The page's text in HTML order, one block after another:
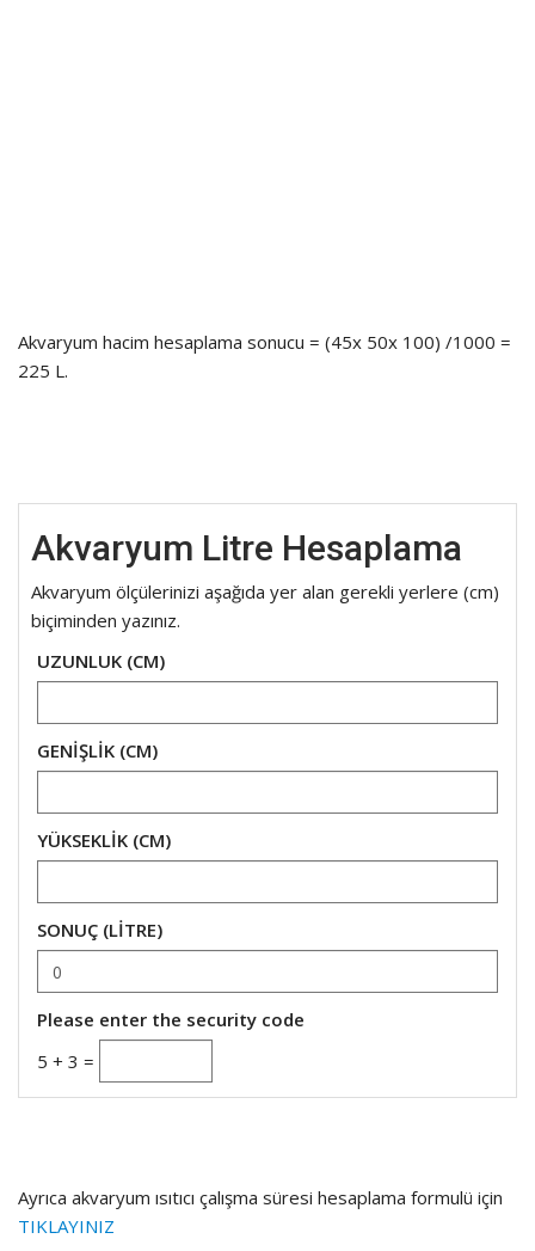
Akvaryum hacim hesaplama sonucu = (45x 50x 100) /1000 =
225 L.
Akvaryum Litre Hesaplama
Akvaryum ölçülerinizi aşağıda yer alan gerekli yerlere (cm)
biçiminden yazınız.
UZUNLUK (CM)
GENİŞLİK (CM)
YÜKSEKLİK (CM)
SONUÇ (LİTRE)
Please enter the security code
5 + 3 =
Ayrıca akvaryum ısıtıcı çalışma süresi hesaplama formulü için
TIKLAYINIZ